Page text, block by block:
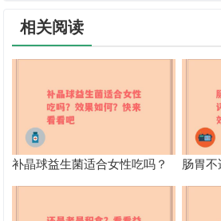
相关阅读
补晶球益生菌适合女性吃吗？
效果如何？快来看看吧
肠胃
生菌颗